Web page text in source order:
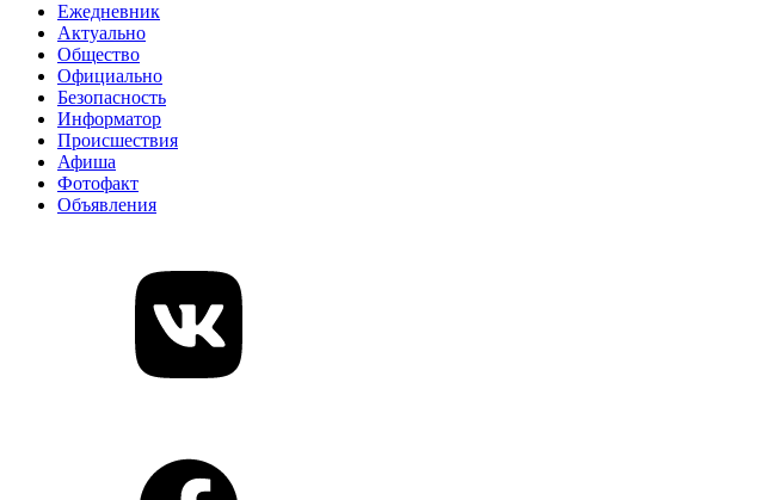
Ежедневник
Актуально
Общество
Официально
Безопасность
Информатор
Происшествия
Афиша
Фотофакт
Объявления